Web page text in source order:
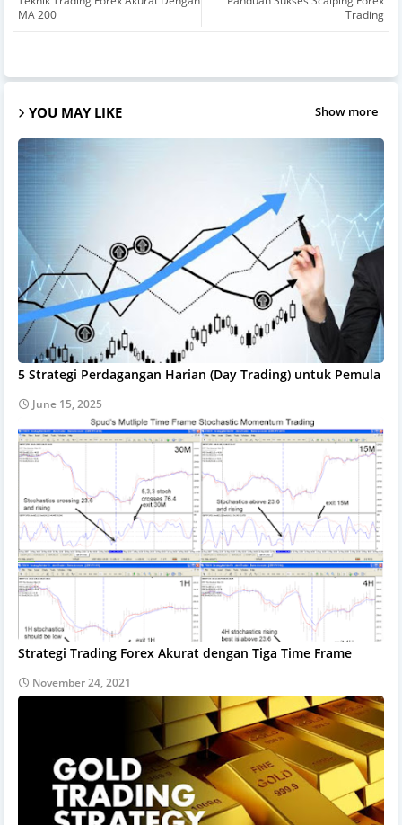
Trading
MA 200
YOU MAY LIKE Show more
5 Strategi Perdagangan Harian (Day Trading) untuk Pemula
June 15, 2025
Strategi Trading Forex Akurat dengan Tiga Time Frame
November 24, 2021